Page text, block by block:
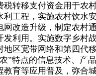
税转移支付资金用于农
利工程，实施农村饮水
网改造升级，制定农村
发利用。实施数字乡村
地区宽带网络和第四代
”特点的信息技术、产
教育等应用普及，弥合